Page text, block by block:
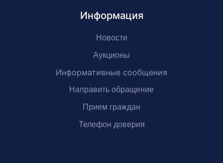
Информация
Новости
Аукционы
Информативные сообщения
Направить обращение
Прием граждан
Телефон доверия